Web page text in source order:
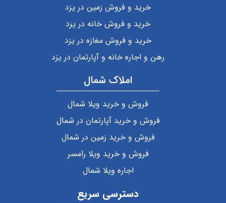
خرید و فروش زمین در یزد
خرید و فروش خانه در یزد
خرید و فروش مغازه در یزد
رهن و اجاره خانه و آپارتمان در یزد
املاک شمال
فروش و خرید ویلا شمال
فروش و خرید آپارتمان در شمال
فروش و خرید زمین در شمال
فروش و خرید ویلا رامسر
اجاره ویلا شمال
دسترسی سریع